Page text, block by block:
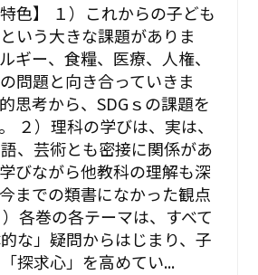
特色】 １）これからの子ども
いう大きな課題がありま
ギー、食糧、医療、人権、
問題と向き合っていきま
思考から、SDGｓの課題を
２）理科の学びは、実は、
、芸術とも密接に関係があ
びながら他教科の理解も深
までの類書になかった観点
各巻の各テーマは、すべて
な」疑問からはじまり、子
探求心」を高めてい...